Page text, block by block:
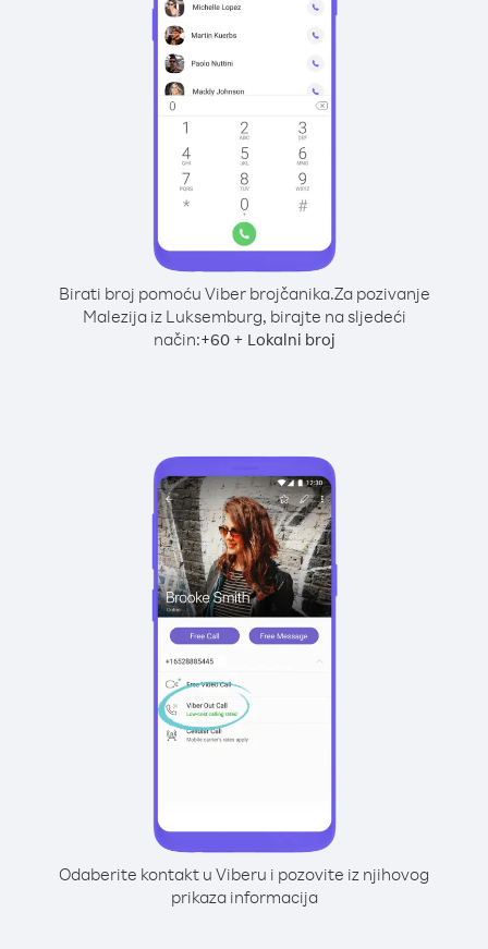
Birati broj pomoću Viber brojčanika.Za pozivanje
Malezija iz Luksemburg, birajte na sljedeći
način:+60+ Lokalni broj
Odaberite kontakt u Viberu i pozovite iz njihovog
prikaza informacija